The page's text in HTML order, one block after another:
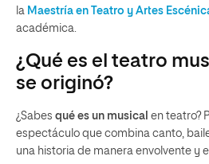
la Maestría en Teatro y Artes
académica.
¿Qué es el teatro
se originó?
¿Sabes qué es un musical en teatro?
espectáculo que combina canto,
una historia de manera envolvente y